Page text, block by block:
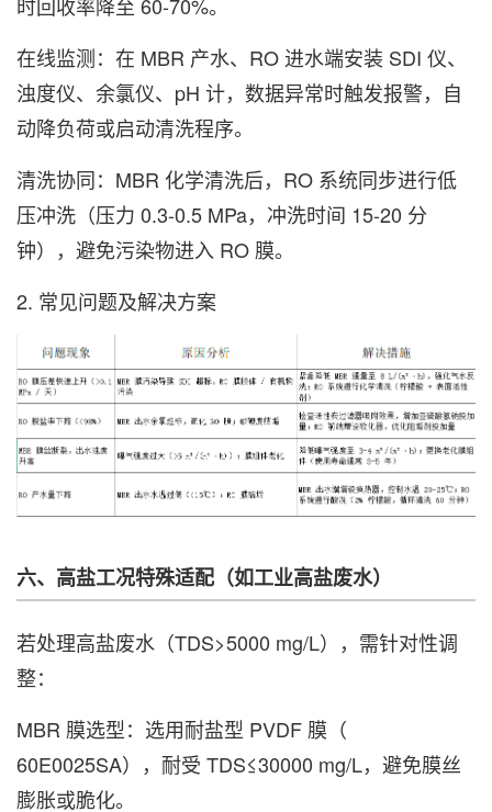
在线监测：在 MBR 产水、RO 进水端安装 SDI 仪、
浊度仪、余氯仪、pH 计，数据异常时触发报警，自
动降负荷或启动清洗程序。
清洗协同：MBR 化学清洗后，RO 系统同步进行低
压冲洗（压力 0.3-0.5 MPa，冲洗时间 15-20 分
钟），避免污染物进入 RO 膜。
2. 常见问题及解决方案
六、高盐工况特殊适配（如工业高盐废水）
若处理高盐废水（TDS>5000 mg/L），需针对性调
整：
MBR 膜选型：选用耐盐型 PVDF 膜（
60E0025SA），耐受 TDS≤30000 mg/L，避免膜丝
膨胀或脆化。